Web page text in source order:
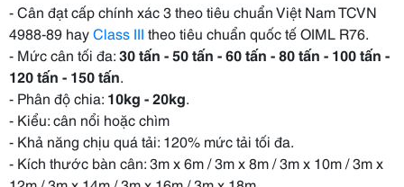
- Cân đạt cấp chính xác 3 theo tiêu chuẩn Việt Nam TCVN
4988-89 hayClass III theo tiêu chuẩn quốc tế OIML R76.
- Mức cân tối đa:30 tấn - 50 tấn - 60 tấn - 80 tấn - 100 tấn -
120 tấn - 150 tấn.
- Phân độ chia: 10kg - 20kg.
- Kiểu: cân nổi hoặc chìm
- Khả năng chịu quá tải: 120% mức tải tối đa.
- Kích thước bàn cân: 3m x 6m / 3m x 8m / 3m x 10m / 3m x